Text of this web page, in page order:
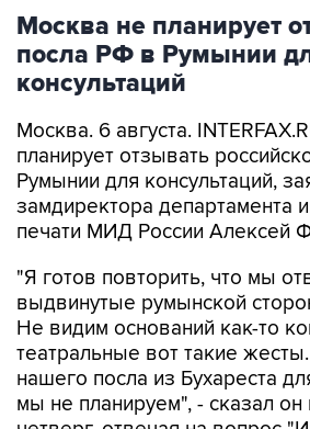
Москва не планирует
посла РФ в Румынии
консультаций
Москва. 6 августа.
планирует отзывать
Румынии для консультаций,
замдиректора департамента
печати МИД России Алексей
"Я готов повторить, что мы
выдвинутые румынской
Не видим оснований как-то
театральные вот такие
нашего посла из Бухареста
мы не планируем", - сказал